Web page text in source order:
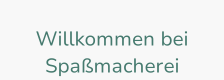
Willkommen bei
Spaßmacherei